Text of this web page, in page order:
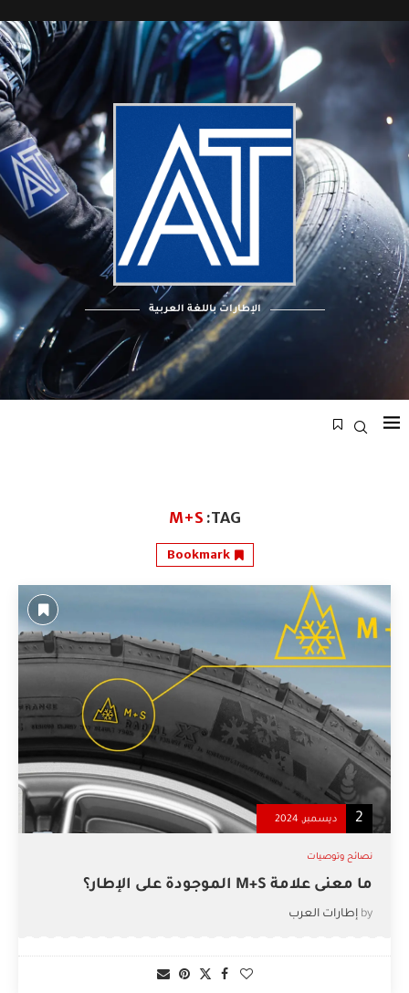
الإطارات باللغة العربية
TAG:
M+S
Bookmark
2 ديسمبر, 2024
نصائح وتوصيات
ما معنى علامة M+S الموجودة على الإطار؟
by إطارات العرب